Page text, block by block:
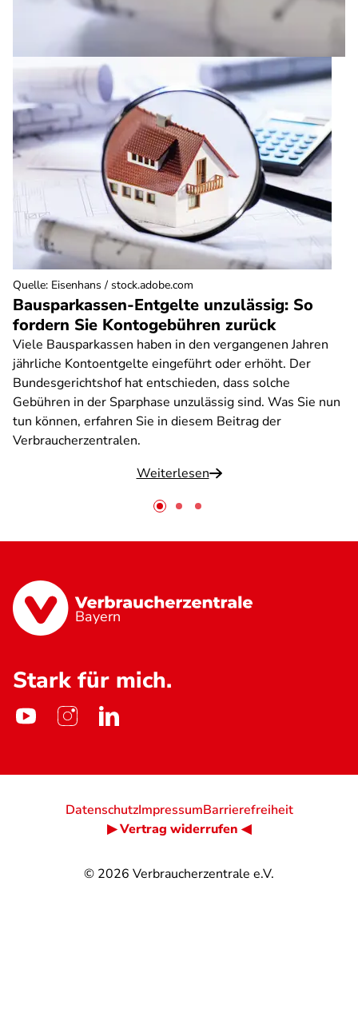
Bausparkassen-Entgelte unzulässig: So
fordern Sie Kontogebühren zurück
Viele Bausparkassen haben in den vergangenen Jahren
jährliche Kontoentgelte eingeführt oder erhöht. Der
Bundesgerichtshof hat entschieden, dass solche
Gebühren in der Sparphase unzulässig sind. Was Sie nun
tun können, erfahren Sie in diesem Beitrag der
Verbraucherzentralen.
Weiterlesen
Quelle: Eisenhans / stock.adobe.com
Bayern
Stark für mich.
© 2026 Verbraucherzentrale e.V.
DatenschutzImpressumBarrierefreiheit
▶ Vertrag widerrufen ◀